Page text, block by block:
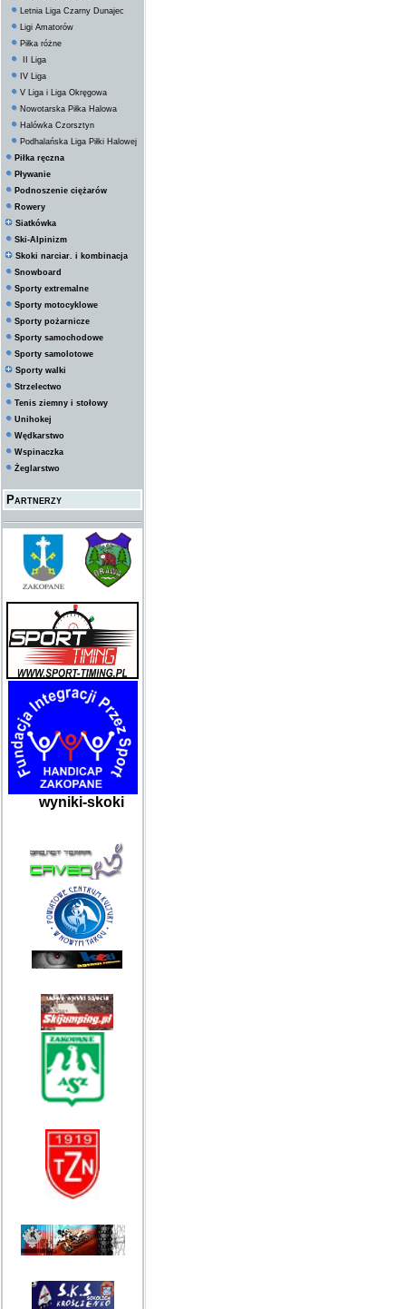
Letnia Liga Czarny Dunajec
Ligi Amatorów
Piłka różne
II Liga
IV Liga
V Liga i Liga Okręgowa
Nowotarska Piłka Halowa
Halówka Czorsztyn
Podhalańska Liga Piłki Halowej
Piłka ręczna
Pływanie
Podnoszenie ciężarów
Rowery
Siatkówka
Ski-Alpinizm
Skoki narciar. i kombinacja
Snowboard
Sporty extremalne
Sporty motocyklowe
Sporty pożarnicze
Sporty samochodowe
Sporty samolotowe
Sporty walki
Strzelectwo
Tenis ziemny i stołowy
Unihokej
Wędkarstwo
Wspinaczka
Żeglarstwo
Partnerzy
wyniki-skoki